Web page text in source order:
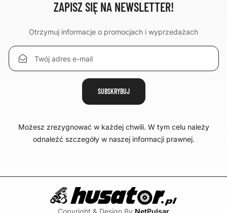
ZAPISZ SIĘ NA NEWSLETTER!
Otrzymuj informacje o promocjach i wyprzedażach
Możesz zrezygnować w każdej chwili. W tym celu należy
odnaleźć szczegóły w naszej informacji prawnej.
Copyright & Design By NetPulsar